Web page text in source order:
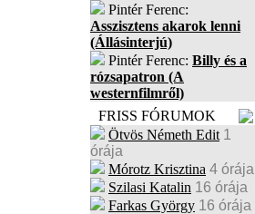
Pintér Ferenc:
Asszisztens akarok lenni
(Állásinterjú)
Pintér Ferenc: Billy és a
rózsapatron (A
westernfilmről)
FRISS FÓRUMOK
Ötvös Németh Edit 1
órája
Mórotz Krisztina 4 órája
Szilasi Katalin 16 órája
Farkas György 16 órája